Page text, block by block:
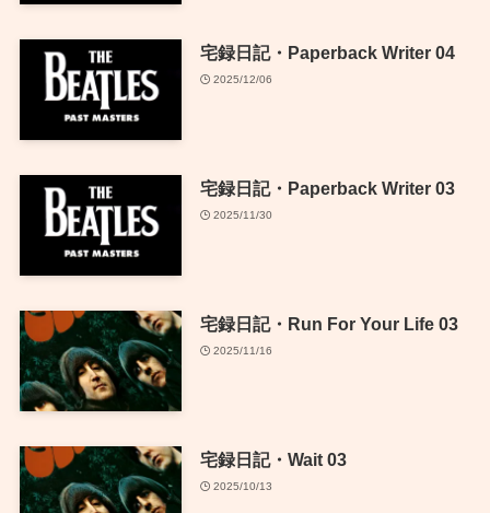
宅録日記・Paperback Writer 04
2025/12/06
宅録日記・Paperback Writer 03
2025/11/30
宅録日記・Run For Your Life 03
2025/11/16
宅録日記・Wait 03
2025/10/13